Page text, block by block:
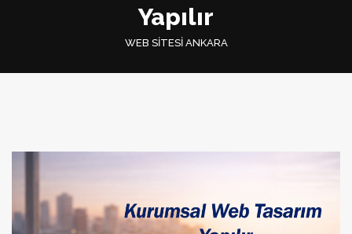
Yapılır
WEB SİTESİ ANKARA